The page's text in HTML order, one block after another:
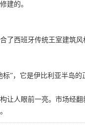
建的。
了西班牙传统王室建筑
”，它是伊比利亚半岛的
让人眼前一亮。市场经